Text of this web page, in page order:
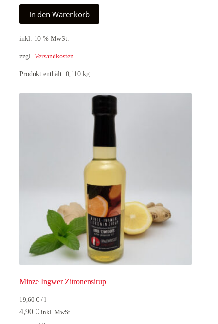
In den Warenkorb
inkl. 10 % MwSt.
zzgl. Versandkosten
Produkt enthält: 0,110 kg
Minze Ingwer Zitronensirup
19,60 € / l
4,90 € inkl. MwSt.